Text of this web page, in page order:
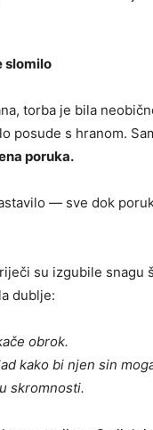
slomilo
torba je bila
posude s hranom.
poruka.
— sve dok
su izgubile snagu
dublje:
obrok.
kako bi njen sin
skromnosti.